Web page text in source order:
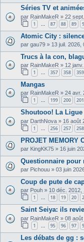
Séries TV et
par RainMakeR » 22
1 87 88 89
Atomic City :
par gau79 » 13 juil. 2026,
Trucs à la con,
par RainMakeR » 12
1 357 358 359
Mangas
par RainMakeR » 24 avr.
1 … 199 200 201
Shoutooo! La
par DarthNova » 16 août
1 256 257 258
PROJET MEMORY
par KingKK75 » 16 juin
Questionnaire pour
par Pichouu » 03 juin
Coup de pute de
par Pouh » 10 déc. 2012,
1 … 18 19 20
Saint Seiya: ils
par RainMakeR » 08 août
1 95 96 97
Les débats de gg :